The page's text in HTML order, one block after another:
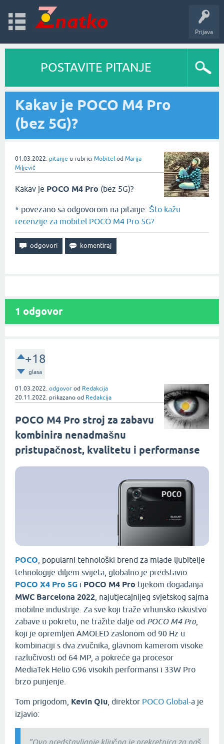
Prijava
POSTAVITE PITANJE
Kakav je POCO M4 Pro
(bez 5G)?
01.03.2022. pitanje u rubrici Mobitel od Marija
Miljević
Kakav je POCO M4 Pro (bez 5G)?
* povezano sa odgovorom na pitanje: Što kažu
recenzije za mobitel POCO M4 Pro 5G?
1 odgovor
+18
glasa
01.03.2022. odgovor od Redakcija
20.11.2022. prikazano od Redakcija
POCO M4 Pro stroj za zabavu
kombinira nenadmašnu
pristupačnost, kvalitetu i performanse
POCO , popularni tehnološki brend za mlade ljubitelje
tehnologije diljem svijeta, globalno je predstavio
POCO X4 Pro 5G i POCO M4 Pro tijekom događanja
MWC Barcelona 2022 , najutjecajnijeg svjetskog sajma
mobilne industrije. Za sve koji traže vrhunsko iskustvo
zabave u pokretu, ne tražite dalje od POCO M4 Pro,
koji je opremljen AMOLED zaslonom od 90 Hz u
kombinaciji s dva zvučnika, glavnom kamerom visoke
razlučivosti od 64 MP, a pokreće ga procesor
MediaTek Helio G96 visokih performansi i 33W Pro
brzo punjenje.
Tom prigodom, Kevin Qiu , direktor POCO Global-a je
izjavio:
"Ovo predstavljanje ključna je prekretnica za naš